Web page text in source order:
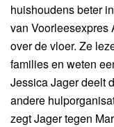
huishoudens beter
van Voorleesexpres
over de vloer. Ze
families en weten
Jessica Jager deelt
andere
zegt Jager tegen